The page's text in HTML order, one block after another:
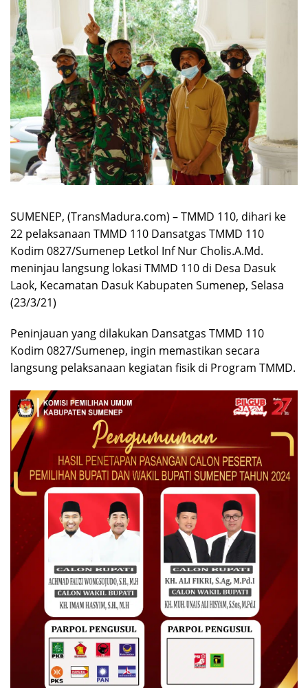
SUMENEP, (TransMadura.com) – TMMD 110, dihari ke
22 pelaksanaan TMMD 110 Dansatgas TMMD 110
Kodim 0827/Sumenep Letkol Inf Nur Cholis.A.Md.
meninjau langsung lokasi TMMD 110 di Desa Dasuk
Laok, Kecamatan Dasuk Kabupaten Sumenep, Selasa
(23/3/21)
Peninjauan yang dilakukan Dansatgas TMMD 110
Kodim 0827/Sumenep, ingin memastikan secara
langsung pelaksanaan kegiatan fisik di Program TMMD.